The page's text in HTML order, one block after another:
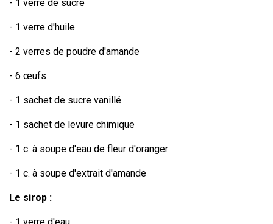
- 1 verre de sucre
- 1 verre d'huile
- 2 verres de poudre d'amande
- 6 œufs
- 1 sachet de sucre vanillé
- 1 sachet de levure chimique
- 1 c. à soupe d'eau de fleur d'oranger
- 1 c. à soupe d'extrait d'amande
Le sirop :
- 1 verre d'eau